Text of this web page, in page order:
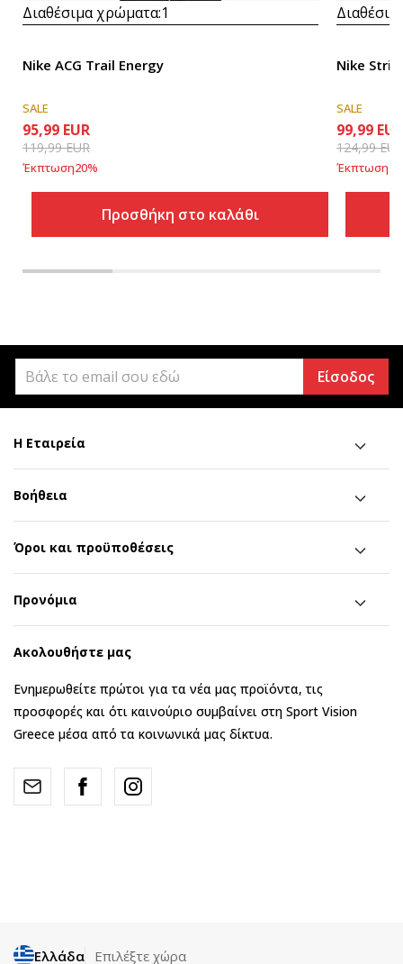
Διαθέσιμα χρώματα:1
Nike ACG Trail Energy
SALE
95,99 EUR
119,99EUR
Έκπτωση20%
Προσθήκη στο καλάθι
Nike
SALE
99,99 EUR
124,99EUR
Έκπτωση
Είσοδος
Η Εταιρεία
Βοήθεια
Όροι και προϋποθέσεις
Προνόμια
Ακολουθήστε μας
Ενημερωθείτε πρώτοι για τα νέα μας προϊόντα, τις
προσφορές και ότι καινούριο συμβαίνει στη Sport Vision
Greece μέσα από τα κοινωνικά μας δίκτυα.
Ελλάδα Επιλέξτε χώρα